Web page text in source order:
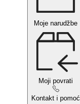
Moje narudžbe
Moji povrati
Kontakt i pomoć